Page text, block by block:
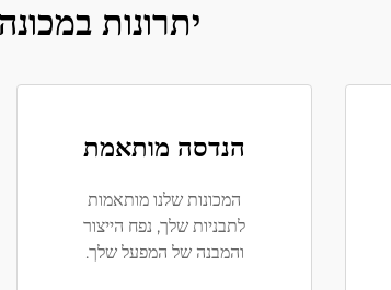
יתרונות
הנדסה מותאמת
המכונות שלנו מותאמות
לתבניות שלך, נפח הייצור
והמבנה של המפעל שלך.